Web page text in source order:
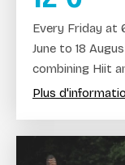
Every Friday at
June to 18
combining Hiit
Plus